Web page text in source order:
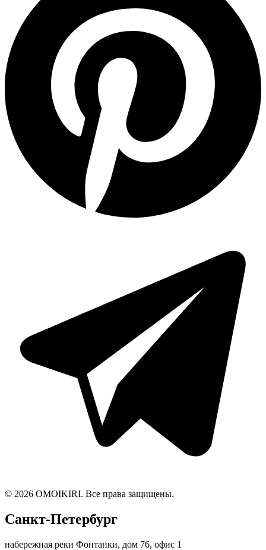
© 2026 OMOIKIRI. Все права защищены.
Санкт-Петербург
набережная реки Фонтанки, дом 76, офис 1